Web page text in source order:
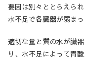
要因は別々ととらえら
水不足で各臓器が弱ま
適切な量と質の水が臓
り、水不足によって胃